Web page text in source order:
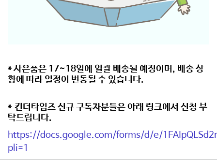
* 사은품은 17~18일에 일괄 배송될 예정이며, 배송 상
황에 따라 일정이 변동될 수 있습니다.
​* 킨더타임즈신규 구독자분들은 아래 링크에서 신청 부
탁드립니다.
https://docs.google.com/forms/d/e/
pli=1